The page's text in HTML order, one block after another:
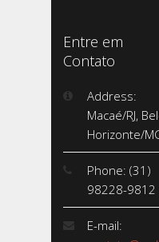
Entre em
Contato
Address:
Macaé/RJ,
Horizonte/
Phone: (31)
98228-9812
E-mail: